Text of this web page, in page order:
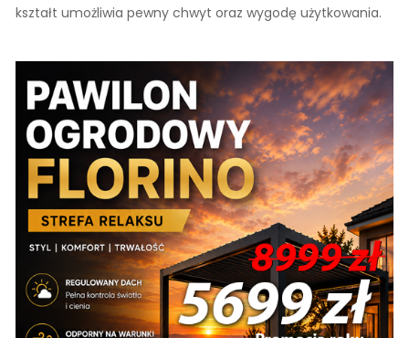
kształt umożliwia pewny chwyt oraz wygodę użytkowania.